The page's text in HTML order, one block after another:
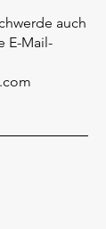
auch
E-Mail-